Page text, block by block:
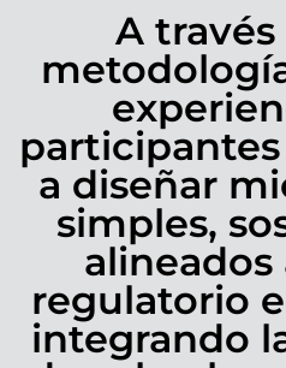
A
a diseñar
simples,
regulatorio
integrando